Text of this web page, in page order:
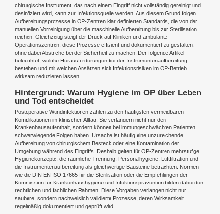
chirurgische Instrument, das nach einem Eingriff nicht vollständig gereinigt und
desinfiziert wird, kann zur Infektionsquelle werden. Aus diesem Grund folgen
Aufbereitungsprozesse in OP-Zentren klar definierten Standards, die von der
manuellen Vorreinigung über die maschinelle Aufbereitung bis zur Sterilisation
reichen. Gleichzeitig steigt der Druck auf Kliniken und ambulante
Operationszentren, diese Prozesse effizient und dokumentiert zu gestalten,
ohne dabei Abstriche bei der Sicherheit zu machen. Der folgende Artikel
beleuchtet, welche Herausforderungen bei der Instrumentenaufbereitung
bestehen und mit welchen Ansätzen sich Infektionsrisiken im OP-Betrieb
wirksam reduzieren lassen.
Hintergrund: Warum Hygiene im OP über Leben
und Tod entscheidet
Postoperative Wundinfektionen zählen zu den häufigsten vermeidbaren
Komplikationen im klinischen Alltag. Sie verlängern nicht nur den
Krankenhausaufenthalt, sondern können bei immungeschwächten Patienten
schwerwiegende Folgen haben. Ursache ist häufig eine unzureichende
Aufbereitung von chirurgischem Besteck oder eine Kontamination der
Umgebung während des Eingriffs. Deshalb gelten für OP-Zentren mehrstufige
Hygienekonzepte, die räumliche Trennung, Personalhygiene, Luftfiltration und
die Instrumentenaufbereitung als gleichwertige Bausteine betrachten. Normen
wie die DIN EN ISO 17665 für die Sterilisation oder die Empfehlungen der
Kommission für Krankenhaushygiene und Infektionsprävention bilden dabei den
rechtlichen und fachlichen Rahmen. Diese Vorgaben verlangen nicht nur
saubere, sondern nachweislich validierte Prozesse, deren Wirksamkeit
regelmäßig dokumentiert und geprüft wird.